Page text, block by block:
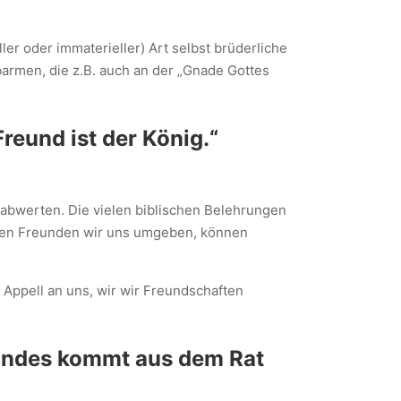
oder immaterieller) Art selbst brüderliche
die z.B. auch an der „Gnade Gottes
ist der König.“
Die vielen biblischen Belehrungen
Freunden wir uns umgeben, können
an uns, wir wir Freundschaften
kommt aus dem Rat